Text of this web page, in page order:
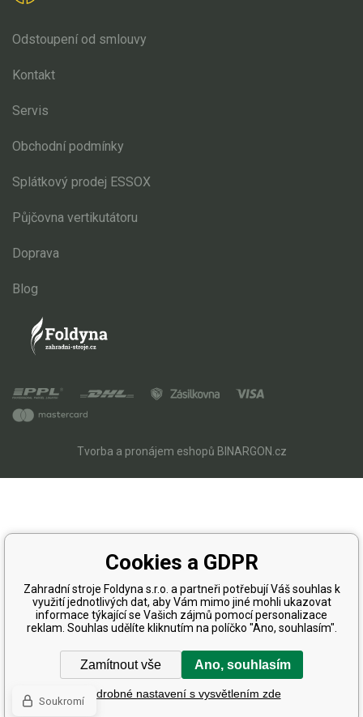
Odstoupení od smlouvy
Kontakt
Servis
Obchodní podmínky
Splátkový prodej ESSOX
Půjčovna vertikutátoru
Doprava
Blog
Tvorba a pronájem eshopů BINARGON.cz
Cookies a GDPR
Zahradní stroje Foldyna s.r.o. a partneři potřebují Váš souhlas k
využití jednotlivých dat, aby Vám mimo jiné mohli ukazovat
informace týkající se Vašich zájmů pomocí personalizace
reklam. Souhlas udělíte kliknutím na políčko "Ano, souhlasím".
Zamítnout vše Ano, souhlasím
Podrobné nastavení s vysvětlením zde
Soukromí